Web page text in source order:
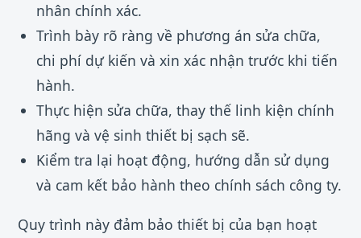
nhân chính xác.
Trình bày rõ ràng về phương án sửa chữa,
chi phí dự kiến và xin xác nhận trước khi tiến
hành.
Thực hiện sửa chữa, thay thế linh kiện chính
hãng và vệ sinh thiết bị sạch sẽ.
Kiểm tra lại hoạt động, hướng dẫn sử dụng
và cam kết bảo hành theo chính sách công ty.
Quy trình này đảm bảo thiết bị của bạn hoạt